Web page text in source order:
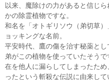
以来、魔除けの力があると信じ
かの除霊植物ですな。
和名を「オトギリソウ（弟切草
ョッキングな名前。
平安時代、鷹の傷を治す秘薬と
弟がこの植物を使っていたそう
在を他人に漏らしてしまったた
ったという斬殺な伝説に由来し